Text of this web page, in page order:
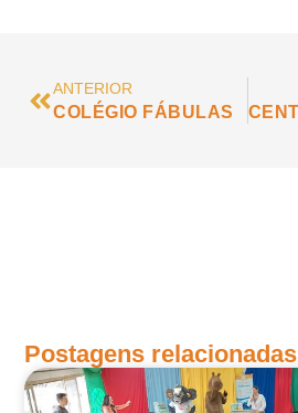
ANTERIOR
COLÉGIO FÁBULAS
Postagens relacionadas